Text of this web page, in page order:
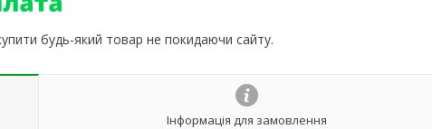
будь-який товар не покидаючи сайту.
Інформація для замовлення